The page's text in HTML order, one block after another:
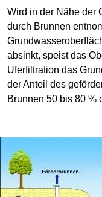
Wird in der Nähe der
durch Brunnen
absinkt, speist das
Uferfiltration das
der Anteil des
Brunnen 50 bis 80 %